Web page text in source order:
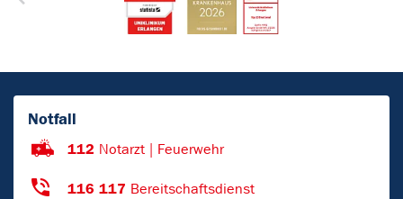
Notfall
112 Notarzt | Feuerwehr
116 117 Bereitschaftsdienst